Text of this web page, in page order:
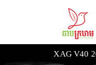
XAG V40